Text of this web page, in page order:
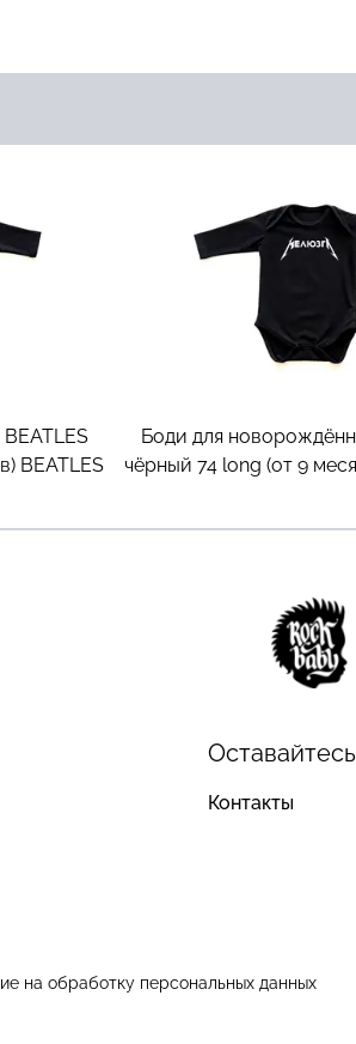
BEATLES
Боди для
чёрный 74 long (от 9
Контакты
на обработку персональных данных